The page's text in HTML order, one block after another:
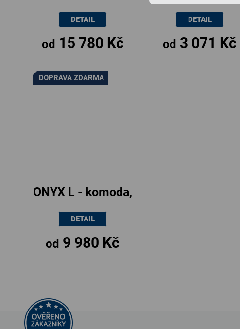
skříň, 120 až 200
x 61x214cm
od 15 780 Kč
DETAIL
na skříň
od 3 071 Kč
DETAIL
DOPRAVA ZDARMA
ONYX L - komoda,
140 až 170cm ×
90 × 43cm
od 9 980 Kč
DETAIL